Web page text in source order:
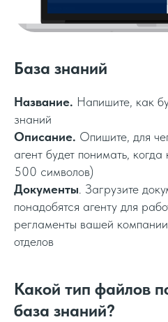
База знаний
Название. Напишите, как
знаний
Описание. Опишите, для
агент будет понимать,
500 символов)
Документы. Загрузите
понадобятся агенту для
регламенты вашей
отделов
Какой тип файлов
база знаний?